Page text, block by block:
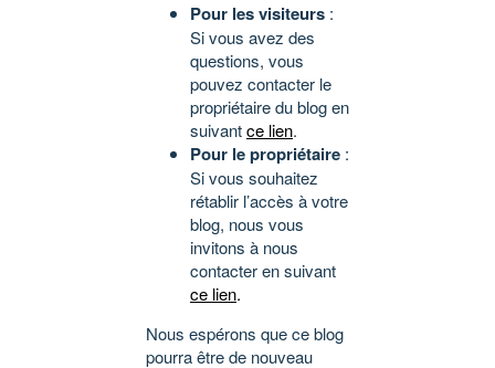
Pour les visiteurs :
Si vous avez des
questions, vous
pouvez contacter le
propriétaire du blog en
suivantce lien.
Pour le propriétaire :
Si vous souhaitez
rétablir l’accès à votre
blog, nous vous
invitons à nous
contacter en suivant
ce lien.
Nous espérons que ce blog
pourra être de nouveau